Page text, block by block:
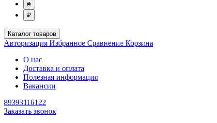
₴
₽
Каталог товаров
Авторизация Избранное Сравнение Корзина
О нас
Доставка и оплата
Полезная информация
Вакансии
89393116122
Заказать звонок